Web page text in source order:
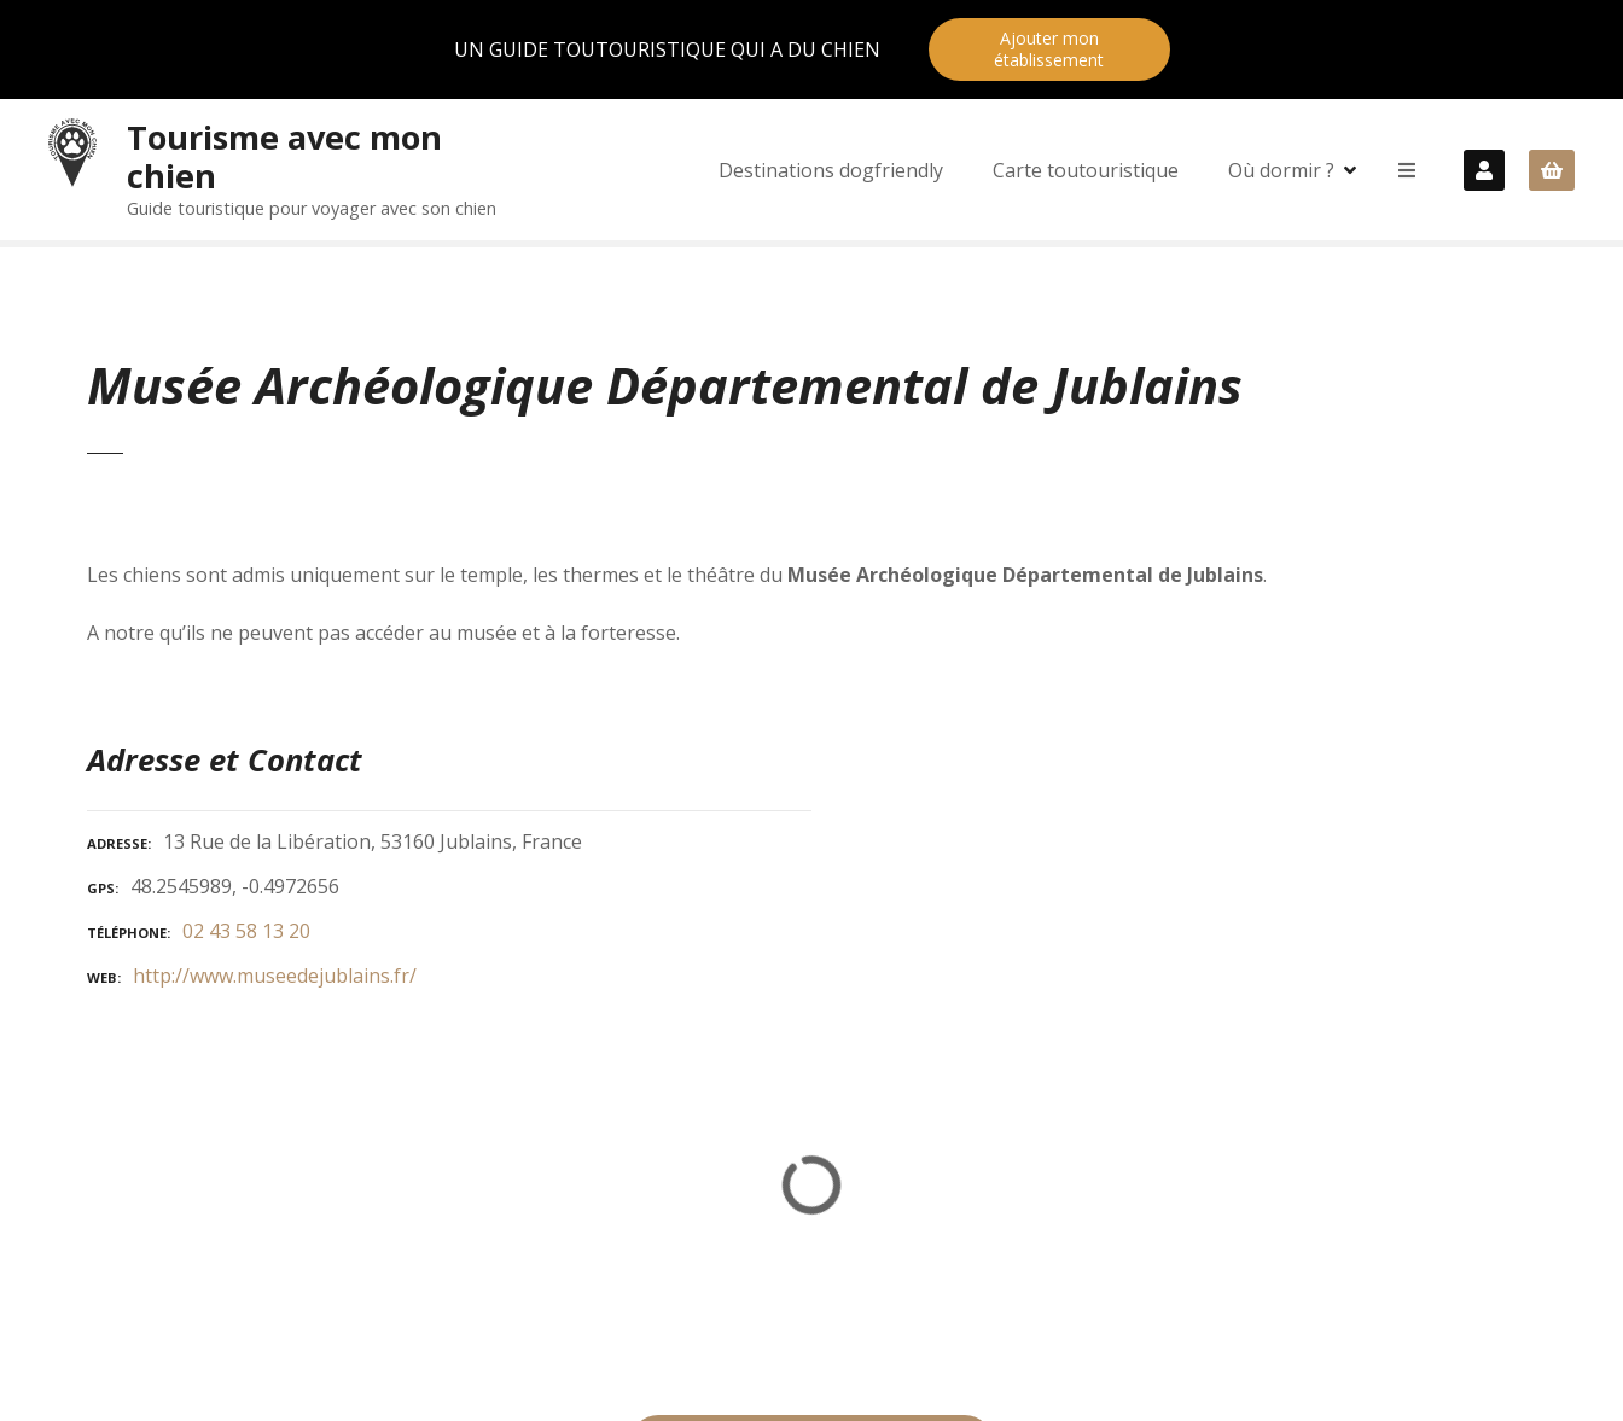
UN GUIDE TOUTOURISTIQUE QUI A DU CHIEN
Ajouter mon
établissement
Tourisme avec mon
chien
Guide touristique pour voyager avec son chien
Destinations dogfriendly Carte toutouristique Où dormir ?
Musée Archéologique Départemental de Jublains
Les chiens sont admis uniquement sur le temple, les thermes et le théâtre du Musée Archéologique Départemental de Jublains.
A notre qu’ils ne peuvent pas accéder au musée et à la forteresse.
Adresse et Contact
ADRESSE 13 Rue de la Libération, 53160 Jublains, France
GPS 48.2545989, -0.4972656
TÉLÉPHONE 02 43 58 13 20
WEB http://www.museedejublains.fr/